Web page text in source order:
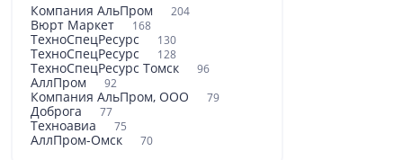
Компания АльПром 204
Вюрт Маркет 168
ТехноСпецРесурс 130
ТехноСпецРесурс 128
ТехноСпецРесурс Томск 96
АллПром 92
Компания АльПром, ООО 79
Доброга 77
Техноавиа 75
АллПром-Омск 70